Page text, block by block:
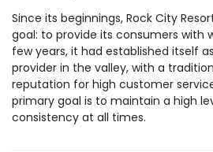
Since its beginnings, Rock City
goal: to provide its consumers with
few years, it had established itself
provider in the valley, with a
reputation for high customer
primary goal is to maintain a high
consistency at all times.